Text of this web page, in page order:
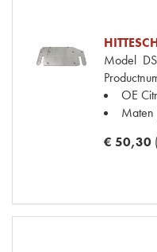
Model
OE
Maten
€ 50,30